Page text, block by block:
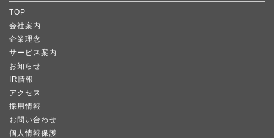
TOP
会社案内
企業理念
サービス案内
お知らせ
IR情報
アクセス
採用情報
お問い合わせ
個人情報保護